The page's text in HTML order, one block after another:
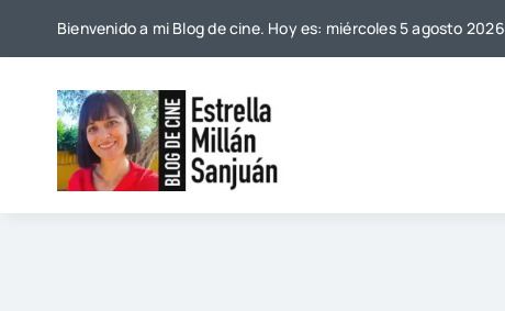
Bienvenido a mi Blog de cine. Hoy es: miércoles 5 agosto 2026